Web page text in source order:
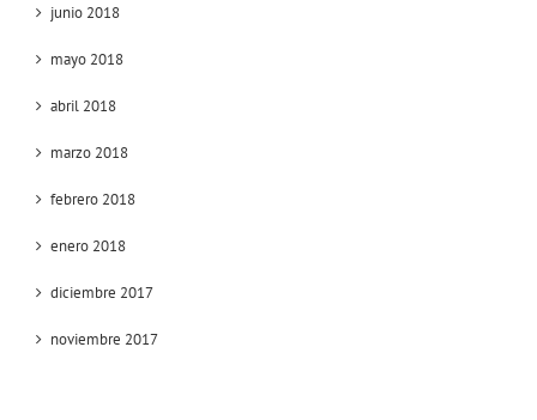
junio 2018
mayo 2018
abril 2018
marzo 2018
febrero 2018
enero 2018
diciembre 2017
noviembre 2017